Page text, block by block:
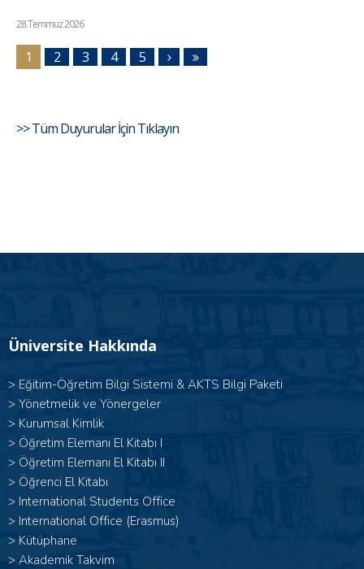
28 Temmuz 2026
1 2 3 4 5
>> Tüm Duyurular İçin Tıklayın
Üniversite Hakkında
> Eğitim-Öğretim Bilgi Sistemi & AKTS Bilgi Paketi
> Yönetmelik ve Yönergeler
> Kurumsal Kimlik
> Öğretim Elemanı El Kitabı I
> Öğretim Elemanı El Kitabı II
> Öğrenci El Kitabı
> International Students Office
> International Office (Erasmus)
> Kütüphane
> Akademik Takvim